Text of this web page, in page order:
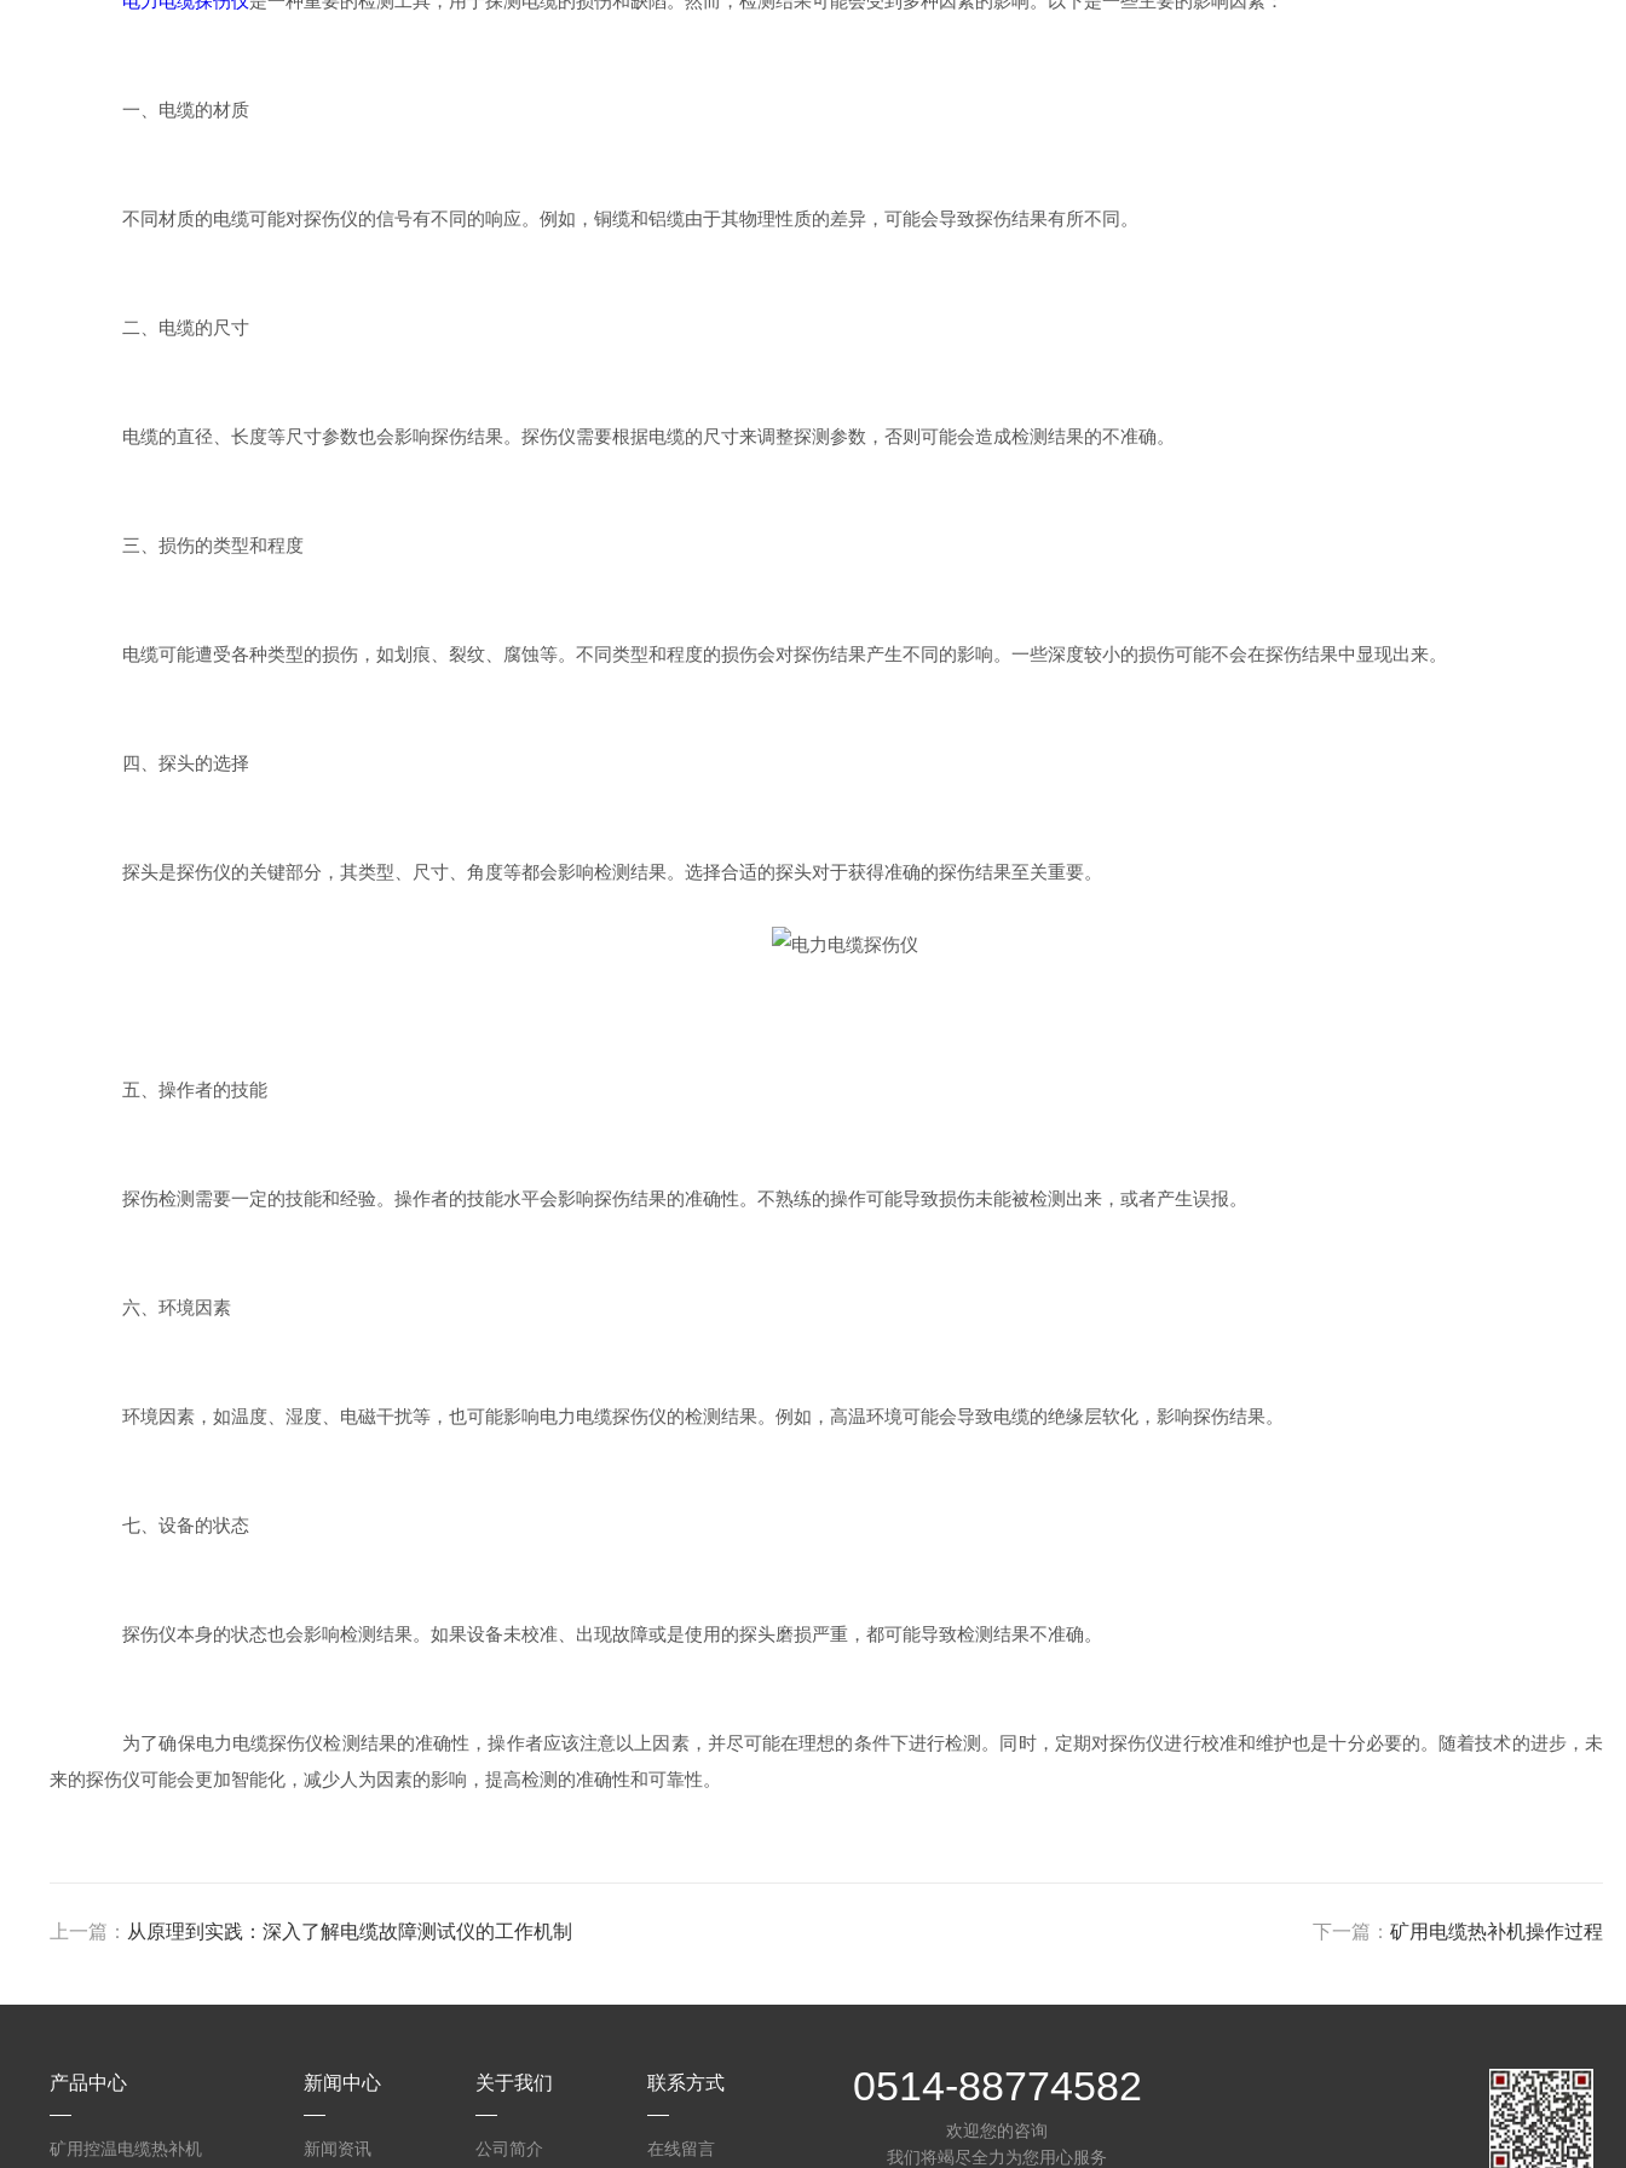
一、电缆的材质
不同材质的电缆可能对探伤仪的信号有不同的响应。例如，铜缆和铝缆由于其物理性质的差异，可能会导致探伤结果有所不同。
二、电缆的尺寸
电缆的直径、长度等尺寸参数也会影响探伤结果。探伤仪需要根据电缆的尺寸来调整探测参数，否则可能会造成检测结果的不准确。
三、损伤的类型和程度
电缆可能遭受各种类型的损伤，如划痕、裂纹、腐蚀等。不同类型和程度的损伤会对探伤结果产生不同的影响。一些深度较小的损伤可能不会在探伤结果中显现出来。
四、探头的选择
探头是探伤仪的关键部分，其类型、尺寸、角度等都会影响检测结果。选择合适的探头对于获得准确的探伤结果至关重要。
五、操作者的技能
探伤检测需要一定的技能和经验。操作者的技能水平会影响探伤结果的准确性。不熟练的操作可能导致损伤未能被检测出来，或者产生误报。
六、环境因素
环境因素，如温度、湿度、电磁干扰等，也可能影响电力电缆探伤仪的检测结果。例如，高温环境可能会导致电缆的绝缘层软化，影响探伤结果。
七、设备的状态
探伤仪本身的状态也会影响检测结果。如果设备未校准、出现故障或是使用的探头磨损严重，都可能导致检测结果不准确。
为了确保电力电缆探伤仪检测结果的准确性，操作者应该注意以上因素，并尽可能在理想的条件下进行检测。同时，定期对探伤仪进行校准和维护也是十分必要的。随着技术的进步，未
来的探伤仪可能会更加智能化，减少人为因素的影响，提高检测的准确性和可靠性。
上一篇： 从原理到实践：深入了解电缆故障测试仪的工作机制 下一篇：矿用电缆热补机操作过程
产品中心
矿用控温电缆热补机
新闻中心
新闻资讯
关于我们
公司简介
联系方式
在线留言
0514-88774582
欢迎您的咨询
我们将竭尽全力为您用心服务